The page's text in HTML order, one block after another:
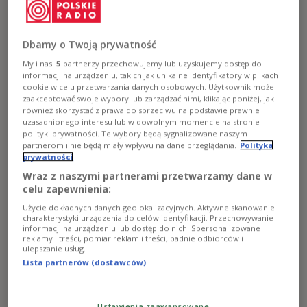
dziewięćdziesiątych w kręgu wielbicieli muzyki tradycyjnej
działających w Radiowym Centrum Kultury Ludowej.
RCKL – powołany do życia w 1994 roku dzięki zabiegom Marii
Baliszewskiej stał się z miejsca ważnym ośrodkiem promowania (a
może najpierw „dostrzegania”, bowiem zjawisko było dość skutecznie
niezauważane przez innych) polskiej muzyki folkowej. Nie przypadkiem
pojawia się tu przymiotnik „polskiej”, bowiem fakt, że tutejsza tradycja
muzyczna stała się ważnym źródłem inspiracji dla wykonawców stąd
jest również wielka zasługą RCKL – wszak jeszcze na początku lat
dziewięćdziesiątych na scenie folkowej dominowali artyści odwołujący
się do tradycji andyjskiej i celtyckiej.
Naturalnym ciągiem dalszym działalności RCKL-u okazała się właśnie
Nowa Tradycja. Festiwal z jednej strony miał nawiązywać do idei
podobnych imprez odbywających się w wielu krajach, a zajmujących
się prezentowaniem niekomercyjnych zjawisk artystycznych. Zjawisk
pozostających w twórczym dialogu między ludową tradycją a –
szeroko rozumianą – współczesnością, gdzie wielość form, pomysłów
Dbamy o Twoją prywatność
My i nasi5 partnerzy przechowujemy lub uzyskujemy dostęp do
informacji na urządzeniu, takich jak unikalne identyfikatory w plikach
cookie w celu przetwarzania danych osobowych. Użytkownik może
zaakceptować swoje wybory lub zarządzać nimi, klikając poniżej, jak
również skorzystać z prawa do sprzeciwu na podstawie prawnie
uzasadnionego interesu lub w dowolnym momencie na stronie
polityki prywatności. Te wybory będą sygnalizowane naszym
partnerom i nie będą miały wpływu na dane przeglądania. Polityka
prywatności
Wraz z naszymi partnerami przetwarzamy dane w
celu zapewnienia:
Użycie dokładnych danych geolokalizacyjnych. Aktywne skanowanie
charakterystyki urządzenia do celów identyfikacji. Przechowywanie
informacji na urządzeniu lub dostęp do nich. Spersonalizowane
reklamy i treści, pomiar reklam i treści, badnie odbiorców i
ulepszanie usług.
Lista partnerów (dostawców)